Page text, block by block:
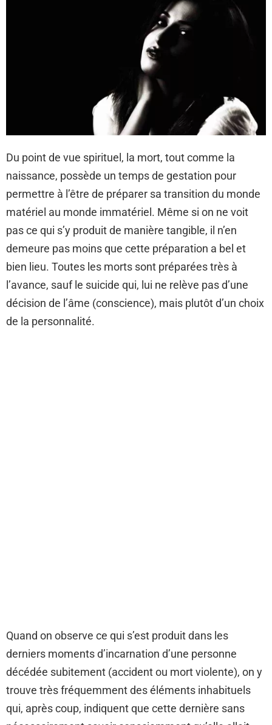
Du point de vue spirituel, la mort, tout comme la
naissance, possède un temps de gestation pour
permettre à l’être de préparer sa transition du monde
matériel au monde immatériel. Même si on ne voit
pas ce qui s’y produit de manière tangible, il n’en
demeure pas moins que cette préparation a bel et
bien lieu. Toutes les morts sont préparées très à
l’avance, sauf le suicide qui, lui ne relève pas d’une
décision de l’âme (conscience), mais plutôt d’un choix
de la personnalité.
Quand on observe ce qui s’est produit dans les
derniers moments d’incarnation d’une personne
décédée subitement (accident ou mort violente), on y
trouve très fréquemment des éléments inhabituels
qui, après coup, indiquent que cette dernière sans